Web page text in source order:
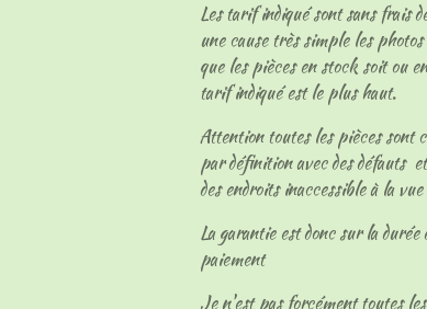
Les tarif indiqué sont sans frais
une cause très simple les
que les pièces en stock soit ou
tarif indiqué est le plus haut.
Attention toutes les pièces sont
par définition avec des défauts
des endroits inaccessible à la
La garantie est donc sur la
paiement
Je n'est pas forcément toutes